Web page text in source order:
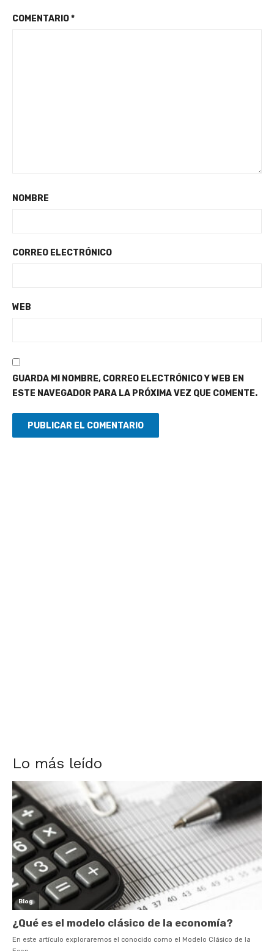
COMENTARIO*
NOMBRE
CORREO ELECTRÓNICO
WEB
GUARDA MI NOMBRE, CORREO ELECTRÓNICO Y WEB EN
ESTE NAVEGADOR PARA LA PRÓXIMA VEZ QUE COMENTE.
Lo más leído